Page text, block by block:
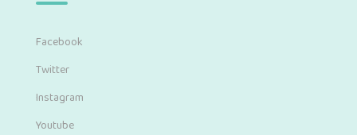
Facebook
Twitter
Instagram
Youtube